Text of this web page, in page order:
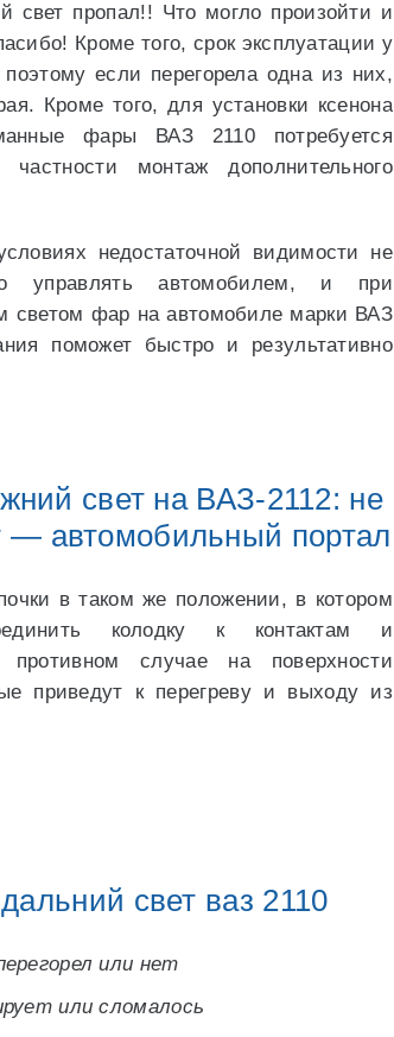
свет пропал!! Что могло произойти и
Кроме того, срок эксплуатации у
если перегорела одна из них,
Кроме того, для установки ксенона
фары ВАЗ 2110 потребуется
монтаж дополнительного
недостаточной видимости не
управлять автомобилем, и при
светом фар на автомобиле марки ВАЗ
поможет быстро и результативно
свет на ВАЗ-2112: не
— автомобильный портал
в таком же положении, в котором
колодку к контактам и
случае на поверхности
приведут к перегреву и выходу из
свет ваз 2110
или нет
или сломалось